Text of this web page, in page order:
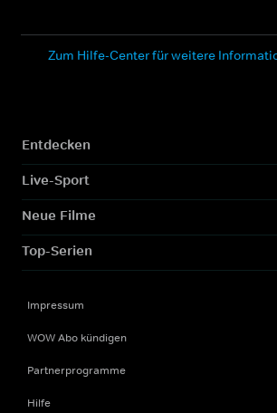
Zum Hilfe-Center für weitere
Entdecken
Live-Sport
Neue Filme
Top-Serien
Impressum
WOW Abo kündigen
Partnerprogramme
Hilfe